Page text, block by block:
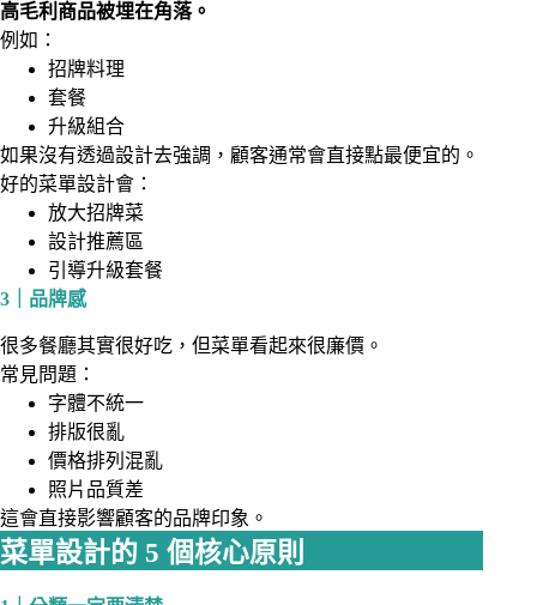
高毛利商品被埋在角落。
例如：
招牌料理
套餐
升級組合
如果沒有透過設計去強調，顧客通常會直接點最便宜的。
好的菜單設計會：
放大招牌菜
設計推薦區
引導升級套餐
3｜品牌感
很多餐廳其實很好吃，但菜單看起來很廉價。
常見問題：
字體不統一
排版很亂
價格排列混亂
照片品質差
這會直接影響顧客的品牌印象。
菜單設計的 5 個核心原則